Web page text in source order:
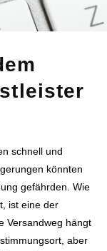
schnell und
könnten
gefährden. Wie
ist eine der
Versandweg hängt
aber